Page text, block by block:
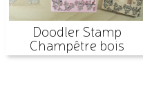
Doodler Stamp
Champêtre bois